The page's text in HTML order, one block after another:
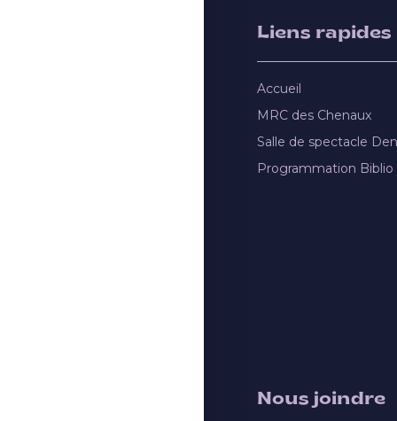
Liens rapides
Accueil
MRC des Chenaux
Salle de spectacle
Programmation Biblio
Nous joindre